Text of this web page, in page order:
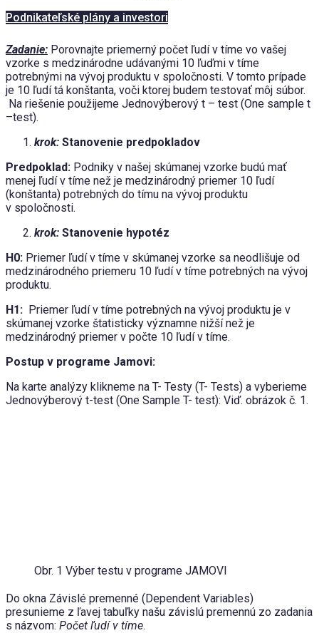
Podnikateľské plány a investori
Zadanie: Porovnajte priemerný počet ľudí v tíme vo vašej
vzorke s medzinárodne udávanými 10 ľuďmi v tíme
potrebnými na vývoj produktu v spoločnosti. V tomto prípade
je 10 ľudí tá konštanta, voči ktorej budem testovať môj súbor.
Na riešenie použijeme Jednovýberový t – test (One sample t
–test).
krok: Stanovenie predpokladov
Predpoklad: Podniky v našej skúmanej vzorke budú mať
menej ľudí v tíme než je medzinárodný priemer 10 ľudí
(konštanta) potrebných do tímu na vývoj produktu
v spoločnosti.
krok: Stanovenie hypotéz
H0: Priemer ľudí v tíme v skúmanej vzorke sa neodlišuje od
medzinárodného priemeru 10 ľudí v tíme potrebných na vývoj
produktu.
H1: Priemer ľudí v tíme potrebných na vývoj produktu je v
skúmanej vzorke štatisticky významne nižší než je
medzinárodný priemer v počte 10 ľudí v tíme.
Postup v programe Jamovi:
Na karte analýzy klikneme na T- Testy (T- Tests) a vyberieme
Jednovýberový t-test (One Sample T- test): Viď. obrázok č. 1.
Obr. 1 Výber testu v programe JAMOVI
Do okna Závislé premenné (Dependent Variables)
presunieme z ľavej tabuľky našu závislú premennú zo zadania
s názvom: Počet ľudí v tíme.